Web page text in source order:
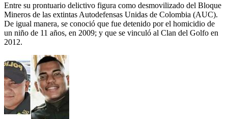
Entre su prontuario delictivo figura como desmovilizado del Bloque
Mineros de las extintas Autodefensas Unidas de Colombia (AUC).
De igual manera, se conoció que fue detenido por el homicidio de
un niño de 11 años, en 2009; y que se vinculó al Clan del Golfo en
2012.